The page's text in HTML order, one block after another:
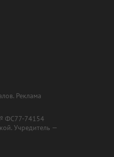
Реклама
ФС77-74154
Учредитель —